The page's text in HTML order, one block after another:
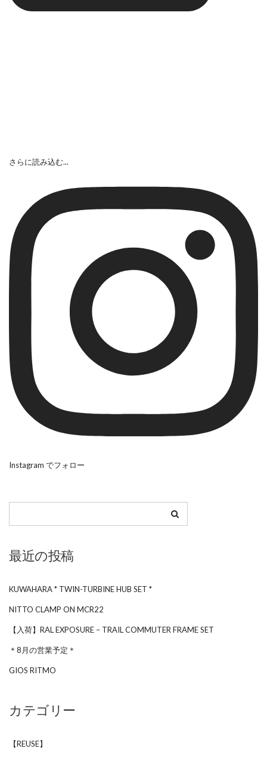
さらに読み込む...
Instagram でフォロー
最近の投稿
KUWAHARA * TWIN-TURBINE HUB SET *
NITTO CLAMP ON MCR22
【入荷】RAL EXPOSURE – TRAIL COMMUTER FRAME SET
＊8月の営業予定＊
GIOS RITMO
カテゴリー
【REUSE】